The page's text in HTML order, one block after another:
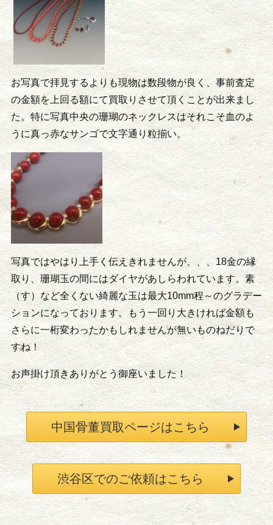
お写真で拝見するよりも現物は数段物が良く、事前査定
の金額を上回る額にて買取りさせて頂くことが出来まし
た。特に写真中央の珊瑚のネックレスはそれこそ血のよ
うに真っ赤なサンゴで文字通り粒揃い。
写真ではやはり上手く伝えきれませんが、、、18金の縁
取り、珊瑚玉の間にはダイヤがあしらわれています。素
（す）など全くない綺麗な玉は最大10mm程～のグラデー
ションになっております。もう一回り大きければ金額も
さらに一桁変わったかもしれませんが無いものねだりで
すね！
お声掛け頂きありがとう御座いました！
中国骨董買取ページはこちら
渋谷区でのご依頼はこちら